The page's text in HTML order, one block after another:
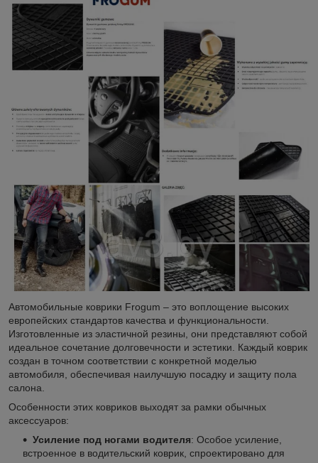
Автомобильные коврики Frogum – это воплощение высоких
европейских стандартов качества и функциональности.
Изготовленные из эластичной резины, они представляют собой
идеальное сочетание долговечности и эстетики. Каждый коврик
создан в точном соответствии с конкретной моделью
автомобиля, обеспечивая наилучшую посадку и защиту пола
салона.
Особенности этих ковриков выходят за рамки обычных
аксессуаров:
Усиление под ногами водителя: Особое усиление,
встроенное в водительский коврик, спроектировано для